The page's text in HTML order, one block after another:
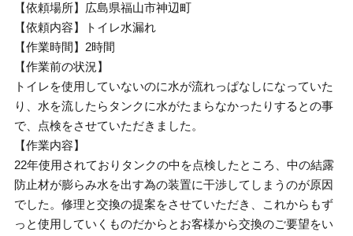
【依頼場所】広島県福山市神辺町
【依頼内容】トイレ水漏れ
【作業時間】2時間
【作業前の状況】
トイレを使用していないのに水が流れっぱなしになっていた
り、水を流したらタンクに水がたまらなかったりするとの事
で、点検をさせていただきました。
【作業内容】
22年使用されておりタンクの中を点検したところ、中の結露
防止材が膨らみ水を出す為の装置に干渉してしまうのが原因
でした。修理と交換の提案をさせていただき、これからもず
っと使用していくものだからとお客様から交換のご要望をい